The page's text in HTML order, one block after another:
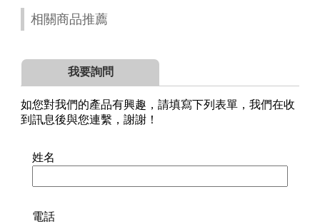
相關商品推薦
我要詢問
如您對我們的產品有興趣，請填寫下列表單，我們在收
到訊息後與您連繫，謝謝！
姓名
電話